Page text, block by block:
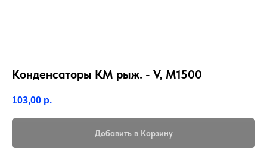
Конденсаторы КМ рыж. - V, М1500
103,00 р.
Добавить в Корзину